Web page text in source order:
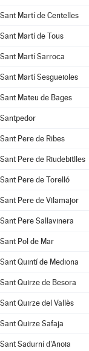
Sant Martí de Centelles
Sant Martí de Tous
Sant Martí Sarroca
Sant Martí Sesgueioles
Sant Mateu de Bages
Santpedor
Sant Pere de Ribes
Sant Pere de Riudebitlles
Sant Pere de Torelló
Sant Pere de Vilamajor
Sant Pere Sallavinera
Sant Pol de Mar
Sant Quintí de Mediona
Sant Quirze de Besora
Sant Quirze del Vallès
Sant Quirze Safaja
Sant Sadurní d'Anoia